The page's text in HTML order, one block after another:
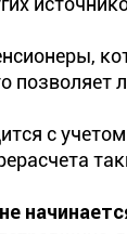
позволяет
с